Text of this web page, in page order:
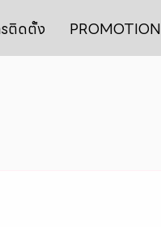
ติดตั้ง PROMOTION